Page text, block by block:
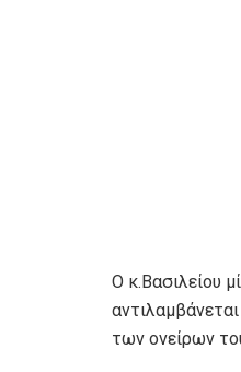
Ο κ.Βασιλείου
των ονείρων